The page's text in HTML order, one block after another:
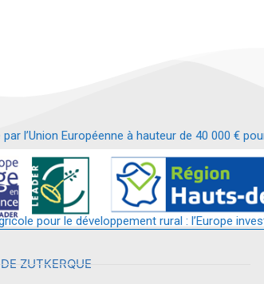
l’Union Européenne à hauteur de 40 000 €
bâtiment en services et commerces de
pour le développement rural : l’Europe
ZUTKERQUE